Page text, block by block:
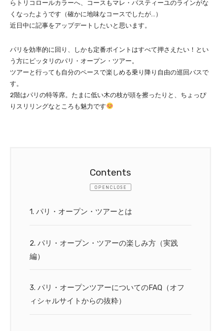
らトリコロールカラーへ、コースもマレ・バスティーユのラインがな
くなったようです（確かに地味なコースでしたが…）
近日中に記事をアップデートしたいと思います。
パリを効率的に回り、しかも定番ポイントはすべて押さえたい！とい
う方にピッタリのパリ・オープン・ツアー。
ツアーと行っても自分のペースで楽しめる乗り降り自由の巡回バスで
す。
2階はパリの特等席。たまに低い木の枝が頭を擦ったりと、ちょっぴ
りスリリングなところも魅力です
CLOSE
1. パリ・オープン・ツアーとは
2. パリ・オープン・ツアーの楽しみ方（実践
編）
3. パリ・オープンツアーについてのFAQ（オフ
ィシャルサイトからの抜粋）